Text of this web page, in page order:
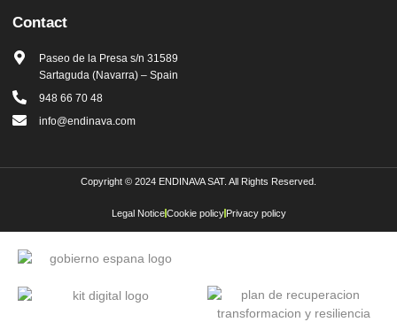
Contact
Paseo de la Presa s/n 31589
Sartaguda (Navarra) – Spain
948 66 70 48
info@endinava.com
Copyright © 2024 ENDINAVA SAT. All Rights Reserved.
Legal Notice Cookie policy Privacy policy